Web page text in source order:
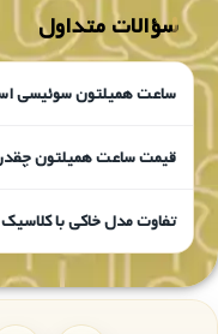
خرید اینترنتی ساعت
فروشگاه اینترنتی خرید
همیلتون در ایران می
کافیست از وب سایت ما
تخفیف ویژه، فوری به
محصول به شما عزیزان
ساعت است که خیال شما